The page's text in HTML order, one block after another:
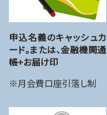
申込名義のキャッシュカ
ード。または、金融機関通
帳+お届け印
※月会費口座引落し制